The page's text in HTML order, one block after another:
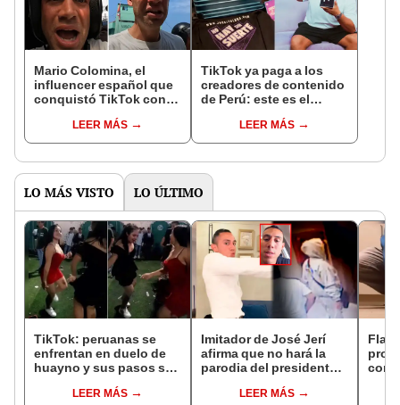
Mario Colomina, el
influencer español que
conquistó TikTok con
"Mi amor nació por la
gastronomía"
LEER MÁS
TikTok ya paga a los
creadores de contenido
de Perú: este es el
llegar a cobrar por 1.000
vistas
LEER MÁS
LO MÁS VISTO LO ÚLTIMO
TikTok: peruanas se
enfrentan en duelo de
huayno y sus pasos se
LEER MÁS
Imitador de José Jerí
afirma que no hará la
parodia del presidente
San Borja: "Nunca"
LEER MÁS